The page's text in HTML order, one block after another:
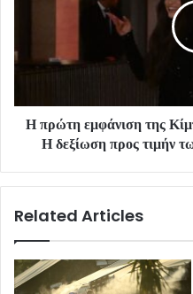
Η πρώτη εμφάνιση της
Η δεξίωση προς τιμήν
Related Articles